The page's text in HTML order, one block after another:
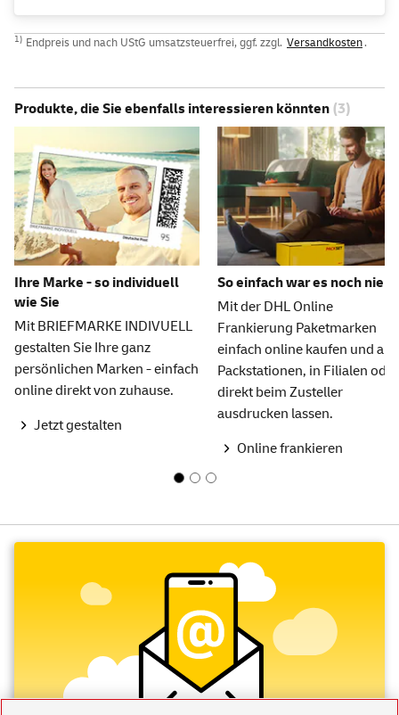
1) Endpreis und nach UStG umsatzsteuerfrei, ggf. zzgl. Versandkosten.
Produkte, die Sie ebenfalls interessieren könnten (3)
Ihre Marke - so individuell
wie Sie
Mit BRIEFMARKE INDIVUELL
gestalten Sie Ihre ganz
persönlichen Marken - einfach
online direkt von zuhause.
Jetzt gestalten
So einfach war es noch nie
Mit der DHL Online
Frankierung Paketmarken
einfach online kaufen und an
Packstationen, in Filialen oder
direkt beim Zusteller
ausdrucken lassen.
Online frankieren